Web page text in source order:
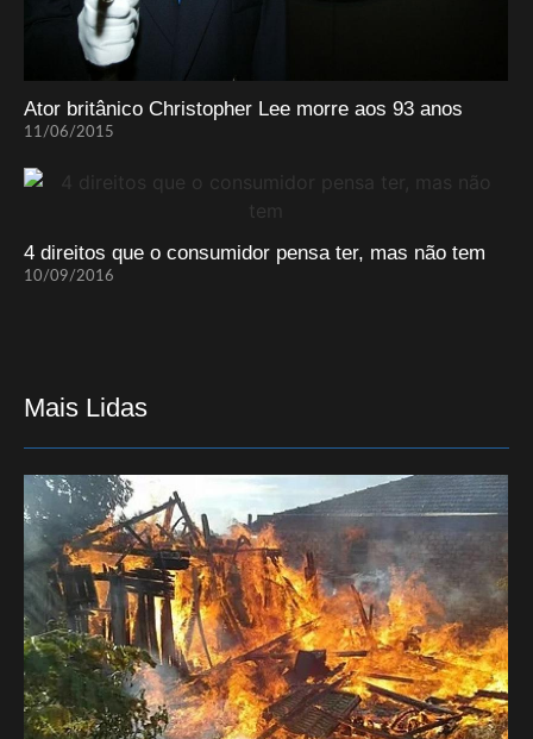
Ator britânico Christopher Lee morre aos 93 anos
11/06/2015
4 direitos que o consumidor pensa ter, mas não tem
10/09/2016
Mais Lidas